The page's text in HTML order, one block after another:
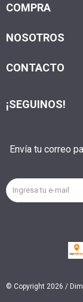
COMPRA
NOSOTROS
CONTACTO
Envía tu correo
¡SEGUINOS!
© Copyright 2026 /